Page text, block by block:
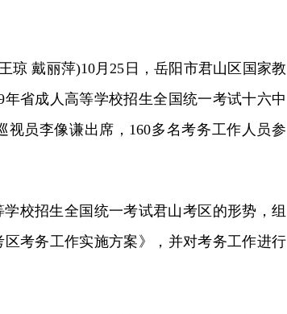
琼 戴丽萍)10月25日，岳阳市君山区国家教
省成人高等学校招生全国统一考试十六中
员李像谦出席，160多名考务工作人员参
校招生全国统一考试君山考区的形势，组
考务工作实施方案》，并对考务工作进行